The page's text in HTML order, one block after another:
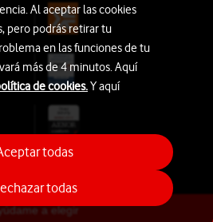
a elegir
Al aceptar las cookies
pero podrás retirar tu
en las funciones de tu
más de 4 minutos. Aquí
de cookies.Y aquí
todas
todas